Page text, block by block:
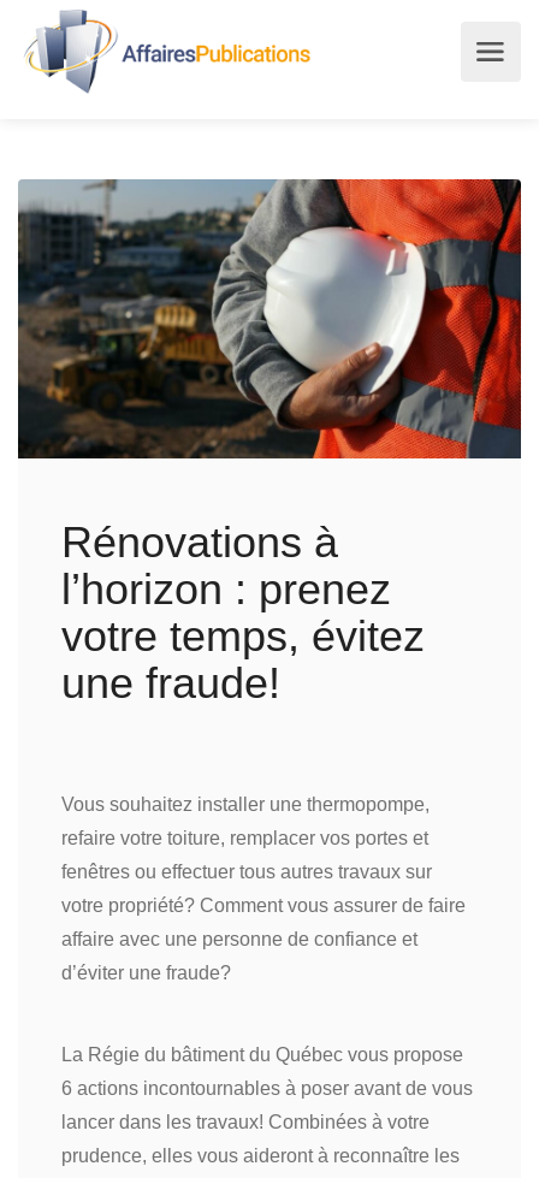
Rénovations à
l’horizon : prenez
votre temps, évitez
une fraude!
Vous souhaitez installer une thermopompe,
refaire votre toiture, remplacer vos portes et
fenêtres ou effectuer tous autres travaux sur
votre propriété? Comment vous assurer de faire
affaire avec une personne de confiance et
d’éviter une fraude?
La Régie du bâtiment du Québec vous propose
6 actions incontournables à poser avant de vous
lancer dans les travaux! Combinées à votre
prudence, elles vous aideront à reconnaître les